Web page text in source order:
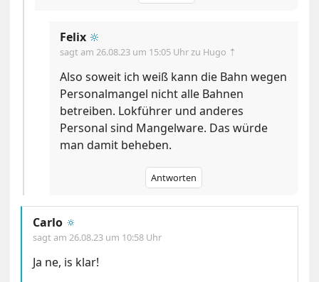
Felix 🔆
sagt am 26.08.23 um 15:05 Uhr zu Hugo ⇡
Also soweit ich weiß kann die Bahn wegen
Personalmangel nicht alle Bahnen
betreiben. Lokführer und anderes
Personal sind Mangelware. Das würde
man damit beheben.
Antworten
Carlo 🔅
sagt am 26.08.23 um 10:58 Uhr
Ja ne, is klar!